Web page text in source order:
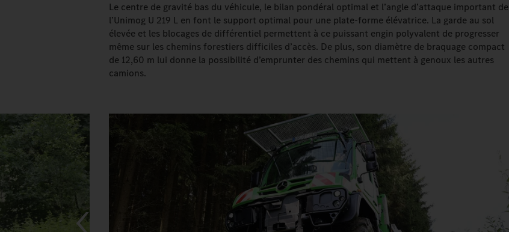
Le centre de gravité bas du véhicule, le bilan pondéral optimal et l’angle d’attaque important de
l’Unimog U 219 L en font le support optimal pour une plate-forme élévatrice. La garde au sol
élevée et les blocages de différentiel permettent à ce puissant engin polyvalent de progresser
même sur les chemins forestiers difficiles d’accès. De plus, son diamètre de braquage compact
de 12,60 m lui donne la possibilité d’emprunter des chemins qui mettent à genoux les autres
camions.